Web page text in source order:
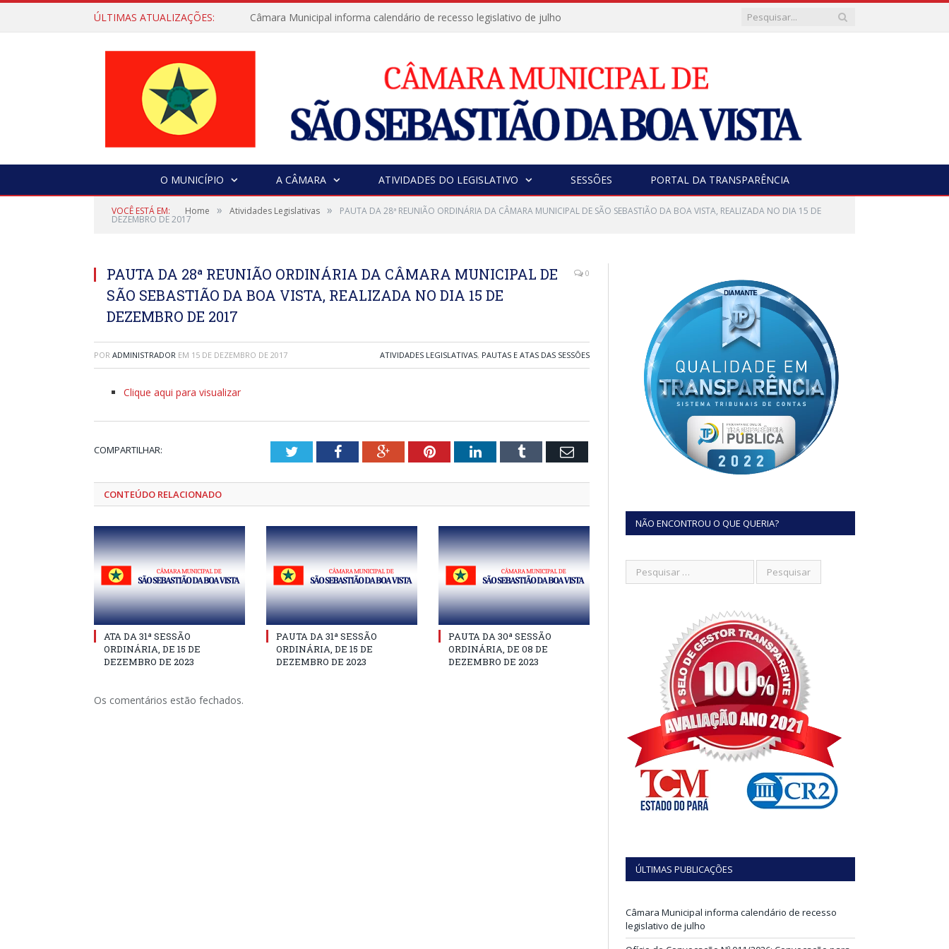
ÚLTIMAS ATUALIZAÇÕES: Câmara Municipal informa calendário de recesso legislativo de julho
O MUNICÍPIO A CÂMARA ATIVIDADES DO LEGISLATIVO SESSÕES PORTAL DA TRANSPARÊNCIA
VOCÊ ESTÁ EM: Home » Atividades Legislativas » PAUTA DA 28ª REUNIÃO ORDINÁRIA DA CÂMARA MUNICIPAL DE SÃO SEBASTIÃO DA BOA VISTA, REALIZADA NO DIA 15 DE
DEZEMBRO DE 2017
PAUTA DA 28ª REUNIÃO ORDINÁRIA DA CÂMARA MUNICIPAL DE
SÃO SEBASTIÃO DA BOA VISTA, REALIZADA NO DIA 15 DE
DEZEMBRO DE 2017
0
POR ADMINISTRADOR EM 15 DE DEZEMBRO DE 2017 ATIVIDADES LEGISLATIVAS, PAUTAS E ATAS DAS SESSÕES
Clique aqui para visualizar
COMPARTILHAR: TwitterFacebookGoogle+PinterestLinkedInTumblr Email
CONTEÚDO RELACIONADO
ATA DA 31ª SESSÃO
ORDINÁRIA, DE 15 DE
DEZEMBRO DE 2023
PAUTA DA 31ª SESSÃO
ORDINÁRIA, DE 15 DE
DEZEMBRO DE 2023
PAUTA DA 30ª SESSÃO
ORDINÁRIA, DE 08 DE
DEZEMBRO DE 2023
Os comentários estão fechados.
NÃO ENCONTROU O QUE QUERIA?
ÚLTIMAS PUBLICAÇÕES
Câmara Municipal informa calendário de recesso
legislativo de julho